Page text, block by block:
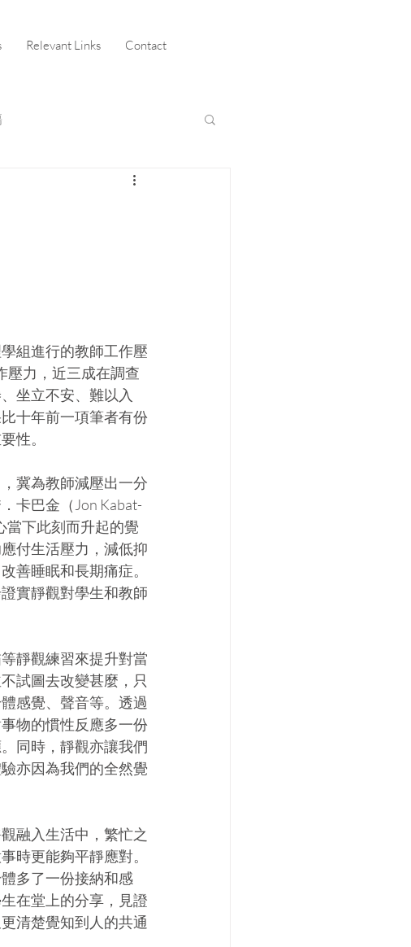
Relevant Links Contact
組進行的教師工作壓
壓力，近三成在調查
坐立不安、難以入
十年前一項筆者有份
性。
冀為教師減壓出一分
卡巴金（Jon Kabat-
當下此刻而升起的覺
付生活壓力，減低抑
善睡眠和長期痛症。
實靜觀對學生和教師
靜觀練習來提升對當
試圖去改變甚麼，只
感覺、聲音等。透過
物的慣性反應多一份
同時，靜觀亦讓我們
亦因為我們的全然覺
融入生活中，繁忙之
時更能夠平靜應對。
多了一份接納和感
在堂上的分享，見證
清楚覺知到人的共通